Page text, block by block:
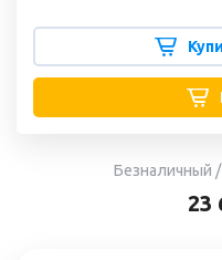
Безналичный
23